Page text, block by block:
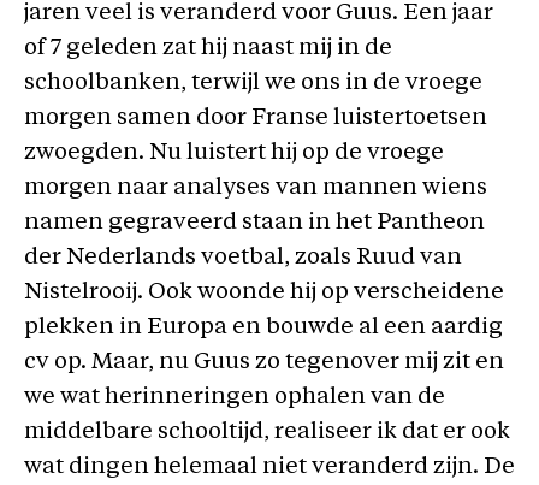
jaren veel is veranderd voor Guus. Een jaar
of 7 geleden zat hij naast mij in de
schoolbanken, terwijl we ons in de vroege
morgen samen door Franse luistertoetsen
zwoegden. Nu luistert hij op de vroege
morgen naar analyses van mannen wiens
namen gegraveerd staan in het Pantheon
der Nederlands voetbal, zoals Ruud van
Nistelrooij. Ook woonde hij op verscheidene
plekken in Europa en bouwde al een aardig
cv op. Maar, nu Guus zo tegenover mij zit en
we wat herinneringen ophalen van de
middelbare schooltijd, realiseer ik dat er ook
wat dingen helemaal niet veranderd zijn. De